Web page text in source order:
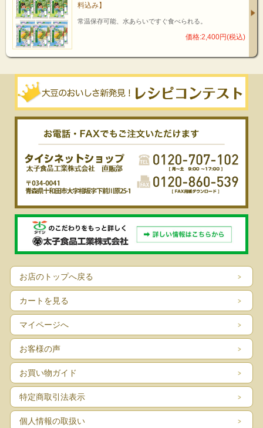
料込み】
常温保存可能、水あらいですぐ食べられる。
価格:2,400円(税込)
お店のトップへ戻る
カートを見る
マイページへ
お客様の声
お買い物ガイド
特定商取引法表示
個人情報の取扱い